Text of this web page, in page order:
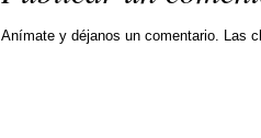
Anímate y déjanos un comentario. Las